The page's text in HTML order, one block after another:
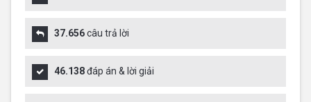
37.656câu trả lời
46.138đáp án & lời giải